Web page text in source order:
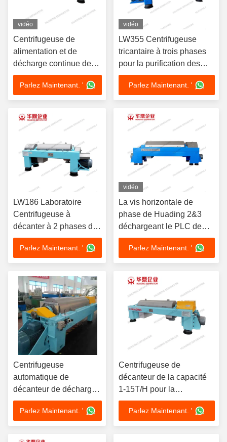
vidéo
Centrifugeuse de
alimentation et de
décharge continue de
décanteur pour
l'extraction d'usine
Parlez Maintenant. '
vidéo
LW355 Centrifugeuse
tricantaire à trois phases
pour la purification des
huiles brutes végétales
Parlez Maintenant. '
LW186 Laboratoire
Centrifugeuse à
décanter à 2 phases de
petite capacité Faible
bruit et vibration
Parlez Maintenant. '
vidéo
La vis horizontale de
phase de Huading 2&3
déchargeant le PLC de
centrifugeuse de
décanteur commandent
l'opération automatique
Parlez Maintenant. '
Centrifugeuse
automatique de
décanteur de décharge
pour le traitement des
eaux usées
Parlez Maintenant. '
Centrifugeuse de
décanteur de la capacité
1-15T/H pour la
clarification de jus de fruit
de boisson
Parlez Maintenant. '